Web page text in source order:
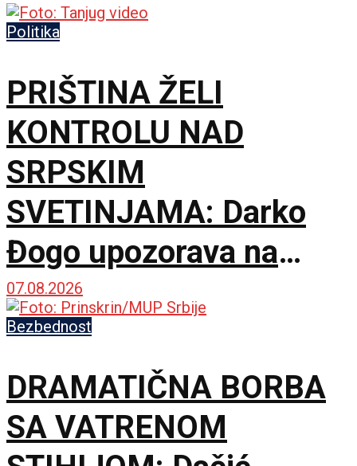
Politika
PRIŠTINA ŽELI
KONTROLU NAD
SRPSKIM
SVETINJAMA: Darko
Đogo upozorava na
opasne namere
uvođenja licenciranih
vodiča na KiM
07.08.2026
Bezbednost
DRAMATIČNA BORBA
SA VATRENOM